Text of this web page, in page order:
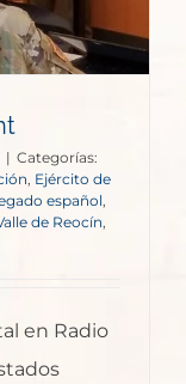
| Categorías:
, Ejército de
español,
de Reocín,
en Radio